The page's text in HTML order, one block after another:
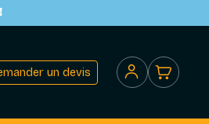
un devis